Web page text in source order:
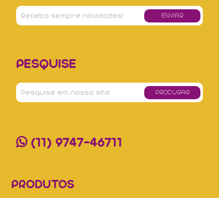
PESQUISE
(11) 9747-46711
PRODUTOS